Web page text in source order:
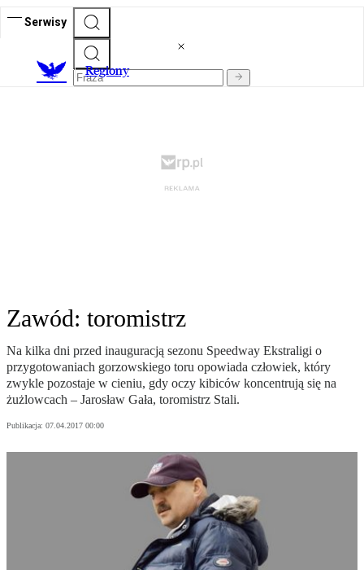
Serwisy
Regiony
Zawód: toromistrz
Na kilka dni przed inauguracją sezonu Speedway Ekstraligi o
przygotowaniach gorzowskiego toru opowiada człowiek, który
zwykle pozostaje w cieniu, gdy oczy kibiców koncentrują się na
żużlowcach – Jarosław Gała, toromistrz Stali.
Publikacja: 07.04.2017 00:00